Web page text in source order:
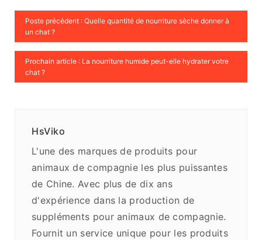
Poste précédent : Quelle quantité de nourriture sèche donner à
un chat ?
Prochain article : La nourriture humide peut-elle hydrater votre
chat ?
HsViko
L'une des marques de produits pour
animaux de compagnie les plus puissantes
de Chine. Avec plus de dix ans
d'expérience dans la production de
suppléments pour animaux de compagnie.
Fournit un service unique pour les produits